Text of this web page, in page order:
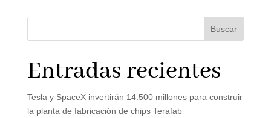
Buscar
Entradas recientes
Tesla y SpaceX invertirán 14.500 millones para construir
la planta de fabricación de chips Terafab